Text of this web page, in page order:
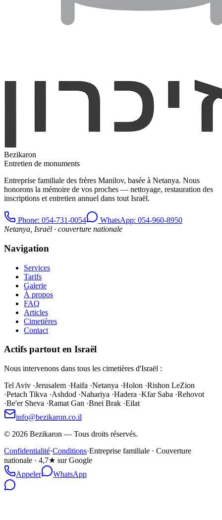
Bezikaron
Entretien de monuments
Entreprise familiale des frères Manilov, basée à Netanya. Nous
honorons la mémoire de vos proches — nettoyage, restauration des
inscriptions et entretien annuel dans tout Israël.
Phone: 054-731-0054
WhatsApp: 054-960-8950
Netanya, Israël · couverture nationale
Navigation
Services
Tarifs
Galerie
À propos
FAQ
Articles
Cimetières
Contact
Actifs partout en Israël
Nous intervenons dans tous les cimetières d'Israël :
Tel Aviv ·Jerusalem ·Haifa ·Netanya ·Holon ·Rishon LeZion
·Petach Tikva ·Ashdod ·Nahariya ·Hadera ·Kfar Saba ·Rehovot
·Be'er Sheva ·Ramat Gan ·Bnei Brak ·Eilat
info@bezikaron.co.il
© 2026 Bezikaron — Tous droits réservés.
Confidentialité·Conditions·Entreprise familiale · Couverture
nationale · 4,7★ sur Google
Appeler
WhatsApp